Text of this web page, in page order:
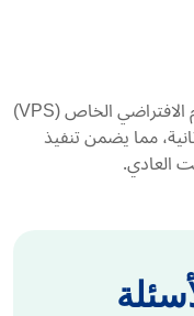
يمكن للمتداول الذي يستخدم خدمة الخادم الافتراضي الخاص (VPS)
إلى ما يصل إلى 1 ملي ثانية، مما يضمن تنفيذ
العادي.